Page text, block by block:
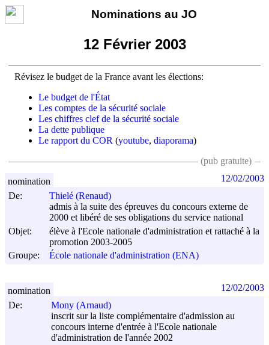
Nominations au JO
12 Février 2003
Révisez le budget de la France avant les élections:
Le budget de l'État
Les comptes de la sécurité sociale
Les chiffres clef de la sécurité sociale
La dette publique
Le rapport du COR (youtube, diaporama)
(pub gratuite)
De:
Thielé (Renaud)
admis à la suite des épreuves du concours externe de
2000 et libéré de ses obligations du service national
Objet:
élève à l'Ecole nationale d'administration et rattaché à la
promotion 2003-2005
Groupe:
École nationale d'administration (ENA)
nomination 12/02/2003
De:
Mony (Arnaud)
inscrit sur la liste complémentaire d'admission au
concours interne d'entrée à l'Ecole nationale
d'administration de l'année 2002
nomination 12/02/2003